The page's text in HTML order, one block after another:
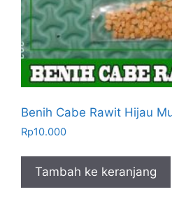
Benih Cabe Rawit Hijau
Rp10.000
Tambah ke keranjang